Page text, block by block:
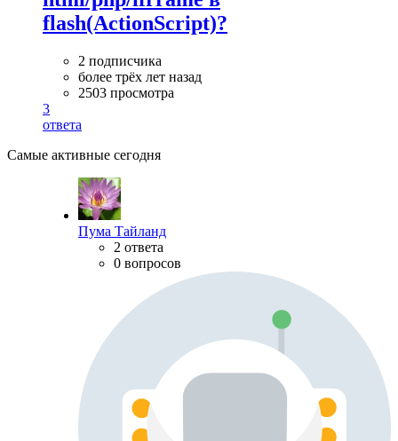
flash(ActionScript)?
2 подписчика
более трёх лет назад
2503 просмотра
3
ответа
Самые активные сегодня
Пума Тайланд
2 ответа
0 вопросов